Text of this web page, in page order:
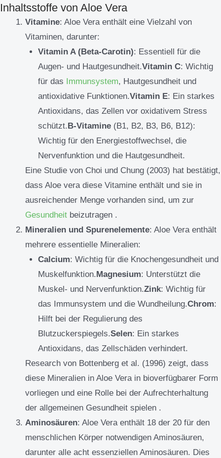
Inhaltsstoffe von Aloe Vera
Vitamine: Aloe Vera enthält eine Vielzahl von
Vitaminen, darunter:
Vitamin A (Beta-Carotin): Essentiell für die
Augen- und Hautgesundheit.Vitamin C: Wichtig
für das
Immunsystem, Hautgesundheit und
antioxidative Funktionen.Vitamin E: Ein starkes
Antioxidans, das Zellen vor oxidativem Stress
schützt. B-Vitamine(B1, B2, B3, B6, B12):
Wichtig für den Energiestoffwechsel, die
Nervenfunktion und die Hautgesundheit.
Eine Studie von Choi und Chung (2003) hat bestätigt,
dass Aloe vera diese Vitamine enthält und sie in
ausreichender Menge vorhanden sind, um zur
Gesundheit beizutragen .
Mineralien und Spurenelemente: Aloe Vera enthält
mehrere essentielle Mineralien:
Calcium: Wichtig für die Knochengesundheit und
Muskelfunktion. Magnesium: Unterstützt die
Muskel- und Nervenfunktion.Zink: Wichtig für
das Immunsystem und die Wundheilung.Chrom:
Hilft bei der Regulierung des
Blutzuckerspiegels.Selen: Ein starkes
Antioxidans, das Zellschäden verhindert.
Research von Bottenberg et al. (1996) zeigt, dass
diese Mineralien in Aloe Vera in bioverfügbarer Form
vorliegen und eine Rolle bei der Aufrechterhaltung
der allgemeinen Gesundheit spielen .
Aminosäuren: Aloe Vera enthält 18 der 20 für den
menschlichen Körper notwendigen Aminosäuren,
darunter alle acht essenziellen Aminosäuren. Dies